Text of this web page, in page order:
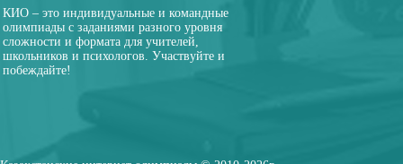
КИО – это индивидуальные и командные
олимпиады с заданиями разного уровня
сложности и формата для учителей,
школьников и психологов. Участвуйте и
побеждайте!